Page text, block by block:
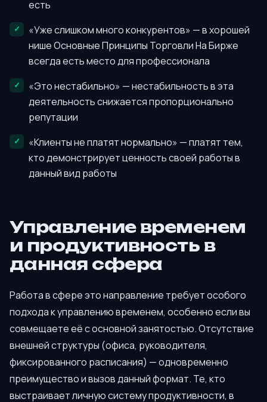
есть
«Уже слишком много конкурентов» — в хорошей
нише Основные Принципы Торговли На Бирже
всегда есть место для профессионала
«Это нестабильно» — нестабильность в эта
деятельность снижается пропорционально
репутации
«Клиенты не платят нормально» — платят тем,
кто демонстрирует ценность своей работы в
данный вид работы
Управление временем
и продуктивность в
данная сфера
Работа в сфере это направление требует особого
подхода к управлению временем, особенно если вы
совмещаете её с основной занятостью. Отсутствие
внешней структуры (офиса, руководителя,
фиксированного расписания) — одновременно
преимущество и вызов данный формат. Те, кто
выстраивает личную систему продуктивности, в